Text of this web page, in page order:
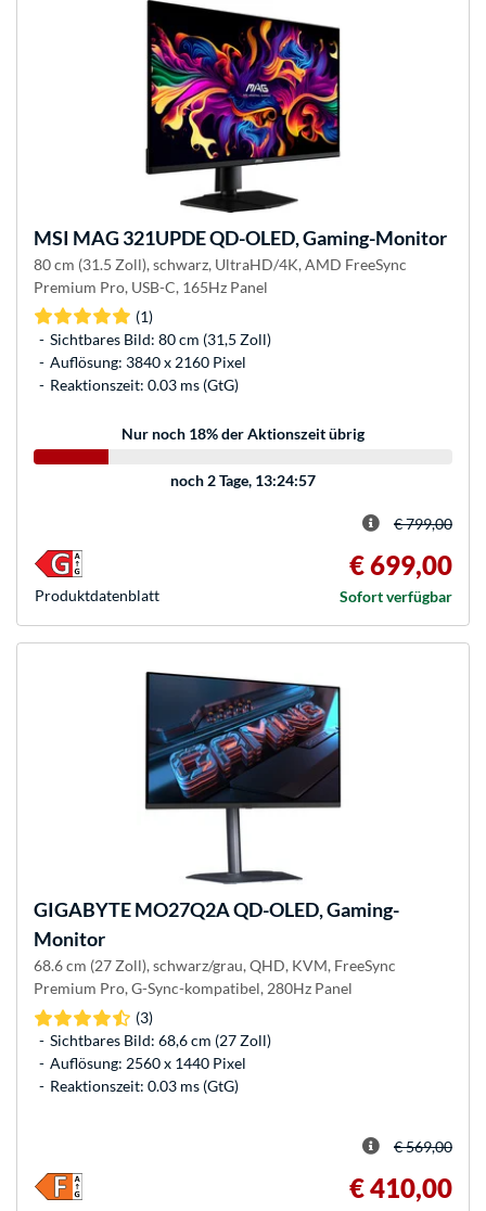
MSI MAG 321UPDE QD-OLED, Gaming-Monitor
80 cm (31.5 Zoll), schwarz, UltraHD/4K, AMD FreeSync
Premium Pro, USB-C, 165Hz Panel
(1)
Sichtbares Bild: 80 cm (31,5 Zoll)
Auflösung: 3840 x 2160 Pixel
Reaktionszeit: 0.03 ms (GtG)
Nur noch 18% der Aktionszeit übrig
noch 2 Tage, 13:24:57
€ 799,00
€ 699,00
Sofort verfügbar
Produkt­datenblatt
GIGABYTEMO27Q2A QD-OLED, Gaming-
Monitor
68.6 cm (27 Zoll), schwarz/grau, QHD, KVM, FreeSync
Premium Pro, G-Sync-kompatibel, 280Hz Panel
(3)
Sichtbares Bild: 68,6 cm (27 Zoll)
Auflösung: 2560 x 1440 Pixel
Reaktionszeit: 0.03 ms (GtG)
€ 569,00
€ 410,00